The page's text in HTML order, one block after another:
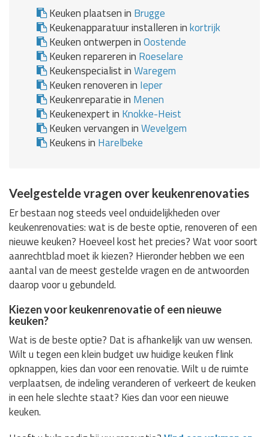
Keuken plaatsen in Brugge
Keukenapparatuur installeren inkortrijk
Keuken ontwerpen inOostende
Keuken repareren in Roeselare
Keukenspecialist inWaregem
Keuken renoveren in Ieper
Keukenreparatie in Menen
Keukenexpert in Knokke-Heist
Keuken vervangen inWevelgem
Keukens in Harelbeke
Veelgestelde vragen over keukenrenovaties
Er bestaan nog steeds veel onduidelijkheden over
keukenrenovaties: wat is de beste optie, renoveren of een
nieuwe keuken? Hoeveel kost het precies? Wat voor soort
aanrechtblad moet ik kiezen? Hieronder hebben we een
aantal van de meest gestelde vragen en de antwoorden
daarop voor u gebundeld.
Kiezen voor keukenrenovatie of een nieuwe
keuken?
Wat is de beste optie? Dat is afhankelijk van uw wensen.
Wilt u tegen een klein budget uw huidige keuken flink
opknappen, kies dan voor een renovatie. Wilt u de ruimte
verplaatsen, de indeling veranderen of verkeert de keuken
in een hele slechte staat? Kies dan voor een nieuwe
keuken.